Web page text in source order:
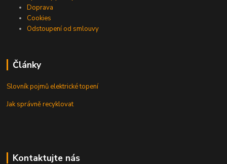
Doprava
Cookies
Odstoupení od smlouvy
Články
Slovník pojmů elektrické topení
Jak správně recyklovat
Kontaktujte nás